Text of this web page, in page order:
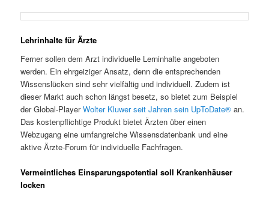
Lehrinhalte für Ärzte
Ferner sollen dem Arzt individuelle Lerninhalte angeboten
werden. Ein ehrgeiziger Ansatz, denn die entsprechenden
Wissenslücken sind sehr vielfältig und individuell. Zudem ist
dieser Markt auch schon längst besetz, so bietet zum Beispiel
der Global-PlayerWolter Kluwer seit Jahren sein UpToDate® an.
Das kostenpflichtige Produkt bietet Ärzten über einen
Webzugang eine umfangreiche Wissensdatenbank und eine
aktive Ärzte-Forum für individuelle Fachfragen.
Vermeintliches Einsparungspotential soll Krankenhäuser
locken